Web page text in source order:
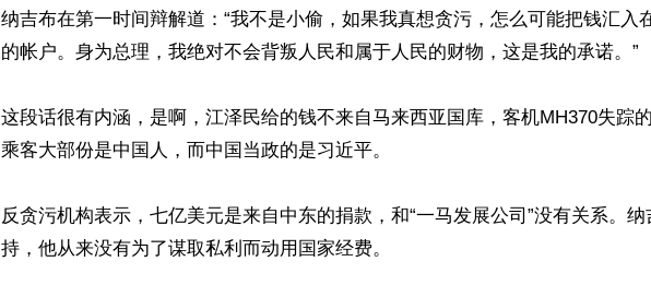
纳吉布在第一时间辩解道：“我不是小偷，如果我真想贪污，怎么可能把钱汇入
的帐户。身为总理，我绝对不会背叛人民和属于人民的财物，这是我的承诺。”
这段话很有内涵，是啊，江泽民给的钱不来自马来西亚国库，客机MH370失踪
乘客大部份是中国人，而中国当政的是习近平。
反贪污机构表示，七亿美元是来自中东的捐款，和“一马发展公司”没有关系。纳
持，他从来没有为了谋取私利而动用国家经费。